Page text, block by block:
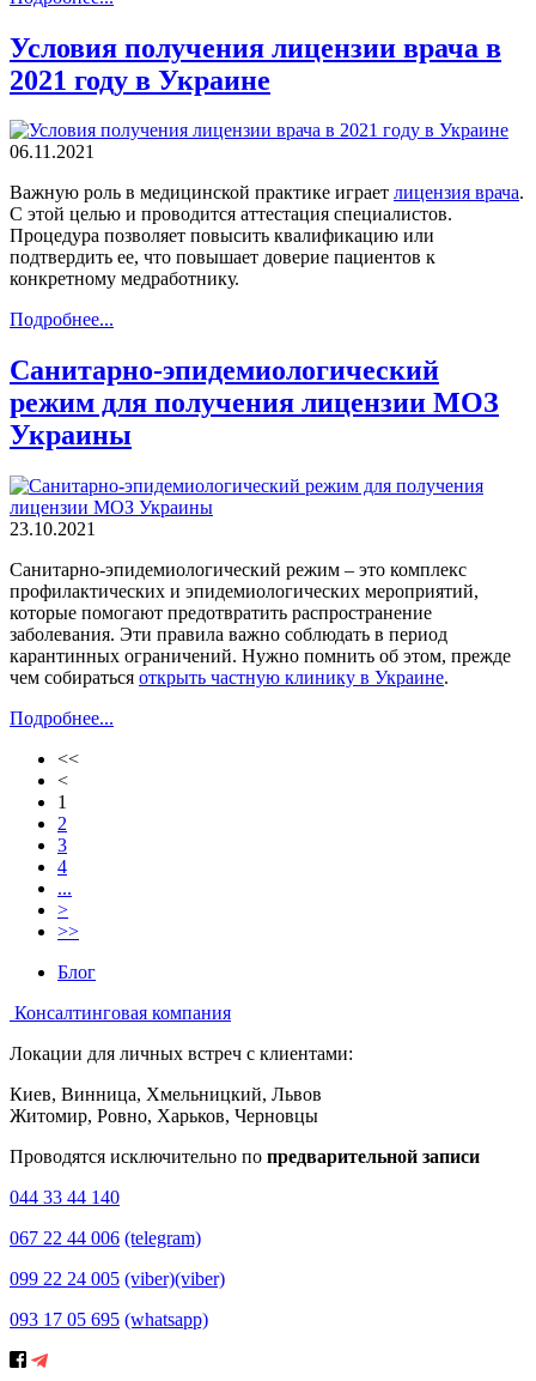
Условия получения лицензии врача в
2021 году в Украине
06.11.2021
Важную роль в медицинской практике играет лицензия врача.
С этой целью и проводится аттестация специалистов.
Процедура позволяет повысить квалификацию или
подтвердить ее, что повышает доверие пациентов к
конкретному медработнику.
Подробнее...
Санитарно-эпидемиологический
режим для получения лицензии МОЗ
Украины
23.10.2021
Санитарно-эпидемиологический режим – это комплекс
профилактических и эпидемиологических мероприятий,
которые помогают предотвратить распространение
заболевания. Эти правила важно соблюдать в период
карантинных ограничений. Нужно помнить об этом, прежде
чем собираться открыть частную клинику в Украине.
Подробнее...
<<
<
1
2
3
4
...
>
>>
Блог
Консалтинговая компания
Локации для личных встреч с клиентами:
Киев, Винница, Хмельницкий, Львов
Житомир, Ровно, Харьков, Черновцы
Проводятся исключительно по предварительной записи
044 33 44 140
067 22 44 006 (telegram)
099 22 24 005 (viber)(viber)
093 17 05 695 (whatsapp)